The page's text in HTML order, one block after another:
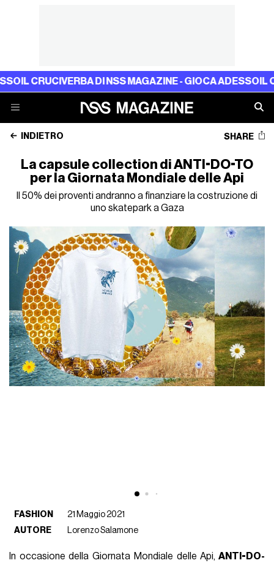
CRUCIVERBA DI NSS MAGAZINE - GIOCA ADESSOIL
INDIETRO SHARE
La capsule collection di ANTI-DO-TO
per la Giornata Mondiale delle Api
Il 50% dei proventi andranno a finanziare la costruzione di
uno skatepark a Gaza
FASHION
21 Maggio 2021
AUTORE
Lorenzo Salamone
In occasione della Giornata Mondiale delle Api, ANTI-DO-